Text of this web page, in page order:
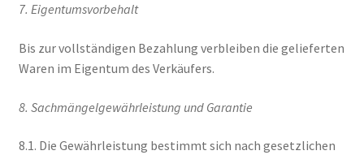
7. Eigentumsvorbehalt
Bis zur vollständigen Bezahlung verbleiben die gelieferten
Waren im Eigentum des Verkäufers.
8. Sachmängelgewährleistung und Garantie
8.1. Die Gewährleistung bestimmt sich nach gesetzlichen